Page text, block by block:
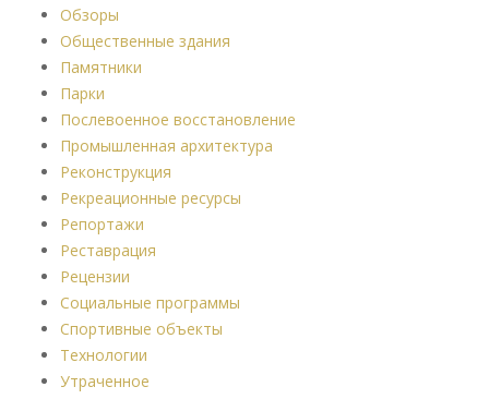
Обзоры
Общественные здания
Памятники
Парки
Послевоенное восстановление
Промышленная архитектура
Реконструкция
Рекреационные ресурсы
Репортажи
Реставрация
Рецензии
Социальные программы
Спортивные объекты
Технологии
Утраченное